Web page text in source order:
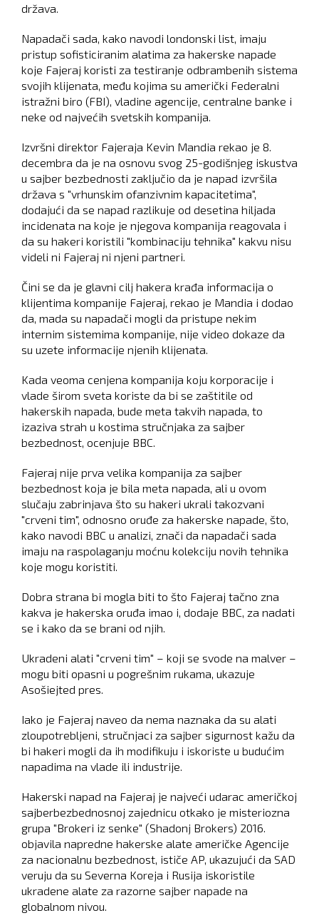
država.
Napadači sada, kako navodi londonski list, imaju
pristup sofisticiranim alatima za hakerske napade
koje Fajeraj koristi za testiranje odbrambenih sistema
svojih klijenata, među kojima su američki Federalni
istražni biro (FBI), vladine agencije, centralne banke i
neke od najvećih svetskih kompanija.
Izvršni direktor Fajeraja Kevin Mandia rekao je 8.
decembra da je na osnovu svog 25-godišnjeg iskustva
u sajber bezbednosti zaključio da je napad izvršila
država s "vrhunskim ofanzivnim kapacitetima",
dodajući da se napad razlikuje od desetina hiljada
incidenata na koje je njegova kompanija reagovala i
da su hakeri koristili "kombinaciju tehnika" kakvu nisu
videli ni Fajeraj ni njeni partneri.
Čini se da je glavni cilj hakera krađa informacija o
klijentima kompanije Fajeraj, rekao je Mandia i dodao
da, mada su napadači mogli da pristupe nekim
internim sistemima kompanije, nije video dokaze da
su uzete informacije njenih klijenata.
Kada veoma cenjena kompanija koju korporacije i
vlade širom sveta koriste da bi se zaštitile od
hakerskih napada, bude meta takvih napada, to
izaziva strah u kostima stručnjaka za sajber
bezbednost, ocenjuje BBC.
Fajeraj nije prva velika kompanija za sajber
bezbednost koja je bila meta napada, ali u ovom
slučaju zabrinjava što su hakeri ukrali takozvani
"crveni tim", odnosno oruđe za hakerske napade, što,
kako navodi BBC u analizi, znači da napadači sada
imaju na raspolaganju moćnu kolekciju novih tehnika
koje mogu koristiti.
Dobra strana bi mogla biti to što Fajeraj tačno zna
kakva je hakerska oruđa imao i, dodaje BBC, za nadati
se i kako da se brani od njih.
Ukradeni alati "crveni tim" – koji se svode na malver –
mogu biti opasni u pogrešnim rukama, ukazuje
Asošiejted pres.
Iako je Fajeraj naveo da nema naznaka da su alati
zloupotrebljeni, stručnjaci za sajber sigurnost kažu da
bi hakeri mogli da ih modifikuju i iskoriste u budućim
napadima na vlade ili industrije.
Hakerski napad na Fajeraj je najveći udarac američkoj
sajberbezbednosnoj zajednicu otkako je misteriozna
grupa "Brokeri iz senke" (Shadonj Brokers) 2016.
objavila napredne hakerske alate američke Agencije
za nacionalnu bezbednost, ističe AP, ukazujući da SAD
veruju da su Severna Koreja i Rusija iskoristile
ukradene alate za razorne sajber napade na
globalnom nivou.